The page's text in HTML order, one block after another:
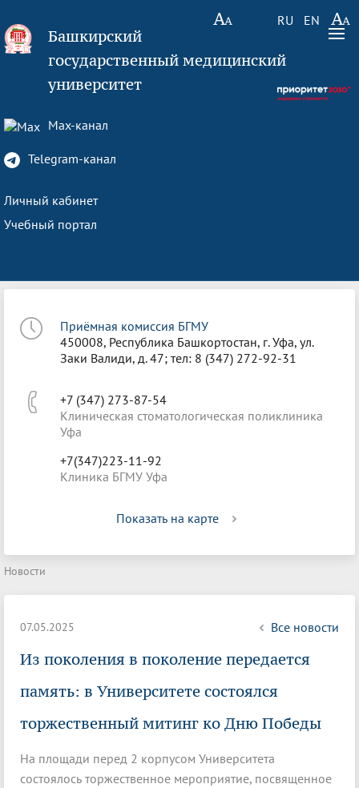
RU EN
Башкирский
государственный медицинский
университет
Max-канал
Telegram-канал
Личный кабинет
Учебный портал
Приёмная комиссия БГМУ
450008, Республика Башкортостан, г. Уфа, ул.
Заки Валиди, д. 47; тел: 8 (347) 272-92-31
+7 (347) 273-87-54
Клиническая стоматологическая поликлиника
Уфа
+7(347)223-11-92
Клиника БГМУ Уфа
Показать на карте
Новости
07.05.2025 Все новости
Из поколения в поколение передается
память: в Университете состоялся
торжественный митинг ко Дню Победы
На площади перед 2 корпусом Университета
состоялось торжественное мероприятие, посвященное